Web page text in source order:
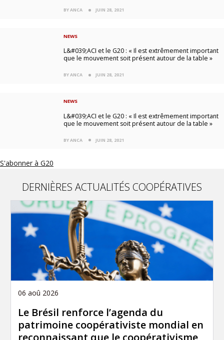
BY ANCA JUIN 28, 2021
NEWS
L&#039;ACI et le G20 : « Il est extrêmement important
que le mouvement soit présent autour de la table »
BY ANCA JUIN 28, 2021
NEWS
L&#039;ACI et le G20 : « Il est extrêmement important
que le mouvement soit présent autour de la table »
BY ANCA JUIN 28, 2021
S'abonner à G20
DERNIÈRES ACTUALITÉS COOPÉRATIVES
06 aoû 2026
Le Brésil renforce l’agenda du
patrimoine coopérativiste mondial en